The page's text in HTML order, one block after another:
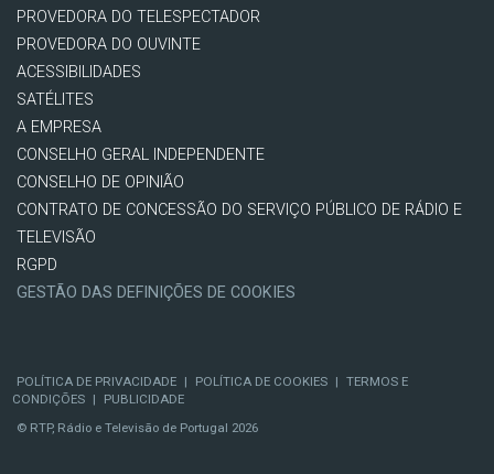
PROVEDORA DO TELESPECTADOR
PROVEDORA DO OUVINTE
ACESSIBILIDADES
SATÉLITES
A EMPRESA
CONSELHO GERAL INDEPENDENTE
CONSELHO DE OPINIÃO
CONTRATO DE CONCESSÃO DO SERVIÇO PÚBLICO DE RÁDIO E
TELEVISÃO
RGPD
GESTÃO DAS DEFINIÇÕES DE COOKIES
POLÍTICA DE PRIVACIDADE | POLÍTICA DE COOKIES | TERMOS E
CONDIÇÕES |
PUBLICIDADE
© RTP, Rádio e Televisão de Portugal 2026